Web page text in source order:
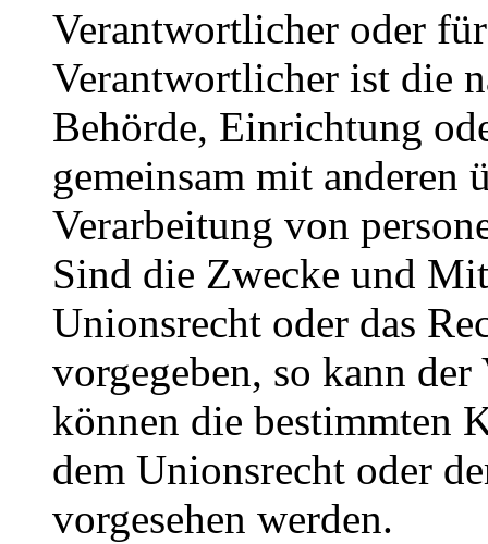
Verantwortlicher oder
Verantwortlicher ist die
Behörde, Einrichtung
gemeinsam mit
Verarbeitung von
Sind die Zwecke und
Unionsrecht oder das
vorgegeben, so kann
können die bestimmten
dem Unionsrecht oder
vorgesehen werden.